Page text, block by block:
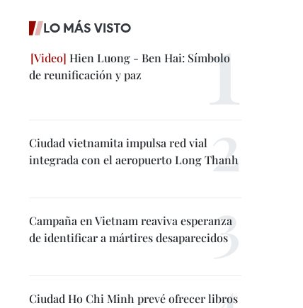
LO MÁS VISTO
Hien Luong - Ben Hai: Símbolo
de reunificación y paz
Ciudad vietnamita impulsa red vial
integrada con el aeropuerto Long Thanh
Campaña en Vietnam reaviva esperanza
de identificar a mártires desaparecidos
Ciudad Ho Chi Minh prevé ofrecer libros